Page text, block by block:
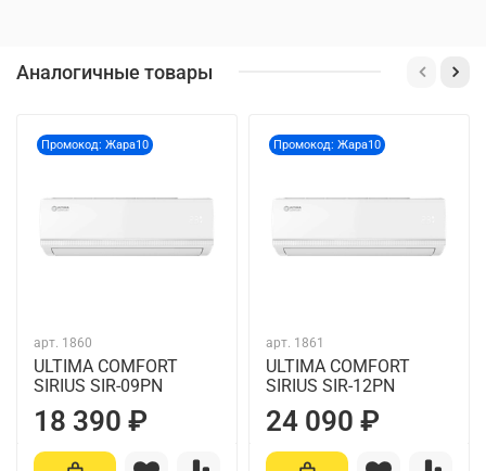
Аналогичные товары
Промокод: Жара10
арт. 1860
ULTIMA COMFORT
SIRIUS SIR-09PN
18 390 ₽
Промокод: Жара10
арт. 1861
ULTIMA COMFORT
SIRIUS SIR-12PN
24 090 ₽